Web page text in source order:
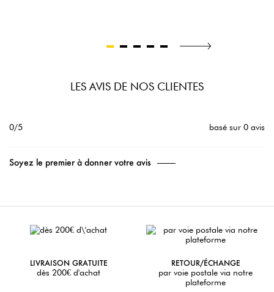
LES AVIS DE NOS CLIENTES
0/5 basé sur 0 avis
Soyez le premier à donner votre avis
LIVRAISON GRATUITE
dès 200€ d'achat
RETOUR/ÉCHANGE
par voie postale via notre
plateforme